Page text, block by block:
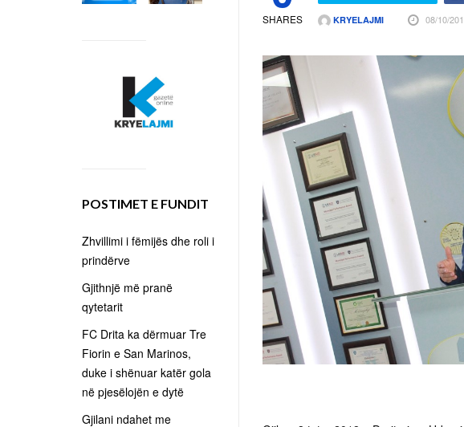
SHARES KRYELAJMI 08/10/
POSTIMET E FUNDIT
Zhvillimi i fëmijës dhe roli i
prindërve
Gjithnjë më pranë
qytetarit
FC Drita ka dërmuar Tre
Fiorin e San Marinos,
duke i shënuar katër gola
në pjesëlojën e dytë
Gjilani ndahet me